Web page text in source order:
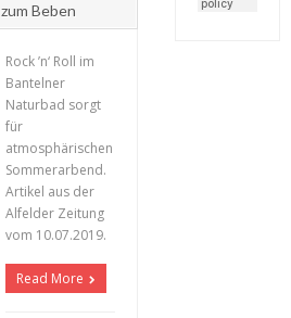
zum Beben
+
Rock ’n‘ Roll im
Bantelner
Naturbad sorgt
für
atmosphärischen
Sommerarbend.
Artikel aus der
Alfelder Zeitung
vom 10.07.2019.
Read More